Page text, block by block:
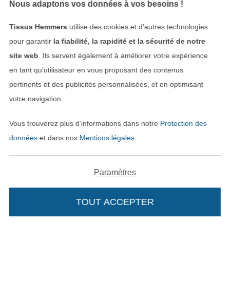
Trouvez plus d’idées
Deutsch
Nederlands
Passer à la boutique
Nous adaptons vos données à vos besoins !
Tissus Hemmers utilise des cookies et d’autres technologies
pour garantir la fiabilité, la rapidité et la sécurité de notre
site web . Ils servent également à améliorer votre expérience
en tant qu’utilisateur en vous proposant des contenus
pertinents et des publicités personnalisées, et en optimisant
votre navigation.
Vous trouverez plus d’informations dans notre Protection des
donnéeset dans nos Mentions légales.
Paramètres
TOUT ACCEPTER